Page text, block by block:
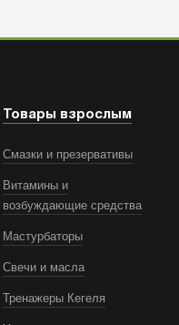
Товары взрослым
Смазки и презервативы
Витамины и
возбуждающие средства
Мастурбаторы
Свечи и масла
Тренажеры Кегеля